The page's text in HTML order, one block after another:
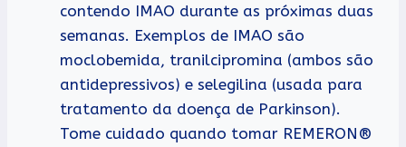
contendo IMAO durante as próximas duas
semanas. Exemplos de IMAO são
moclobemida, tranilcipromina (ambos são
antidepressivos) e selegilina (usada para
tratamento da doença de Parkinson).
Tome cuidado quando tomar REMERON®